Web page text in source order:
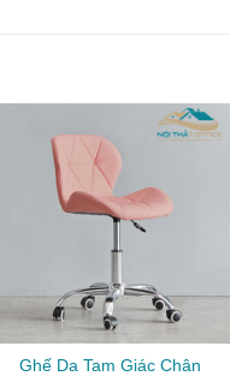
Ghế Da Tam Giác Chân